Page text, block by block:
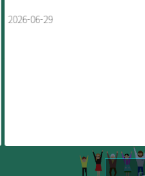
2026-06-29